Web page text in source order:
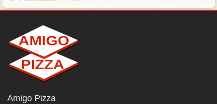
Amigo Pizza